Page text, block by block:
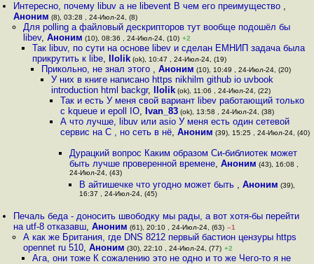
Интересно, почему libuv а не libevent В чем его преимущество ,
Аноним (8), 03:28 , 24-Июл-24, (8)
Для polling а файловый дескрипторов тут вообще подошёл бы
libev, Аноним (10), 08:36 , 24-Июл-24, (10) +2
Так libuv, по сути на основе libev и сделан ЕМНИП задача была
прикрутить к libe, llolik(ok), 10:47 , 24-Июл-24, (19)
Прикольно, не знал этого ,Аноним (10), 10:49 , 24-Июл-24, (20)
У них в книге написано https nikhilm github io uvbook
introduction html backgr, llolik(ok), 11:06 , 24-Июл-24, (22)
Так и есть У меня свой вариант libev работающий только
с kqueue и epoll IO, Ivan_83(ok), 13:58 , 24-Июл-24, (38)
А что лучше, libuv или asio У меня есть один сетевой
сервис на С , но сеть в нё, Аноним (39), 15:25 , 24-Июл-24, (40)
Дурацкий вопрос Каким образом Си-библиотек может
быть лучше проверенной времене,Аноним (43), 16:08 ,
24-Июл-24, (43)
В айтишечке что угодно может быть , Аноним (39),
16:37 , 24-Июл-24, (45)
Печаль беда - доносить швободку мы рады, а вот хотя-бы перейти
на utf-8 отказавш,Аноним (61), 20:10 , 24-Июл-24, (63) –1
А как же Британия, где DNS 8212 первый бастион цензуры https
opennet ru 510, Аноним (30), 22:10 , 24-Июл-24, (77) +2
Ага, они тоже К сожалению это не одно и то же Чего-то я не